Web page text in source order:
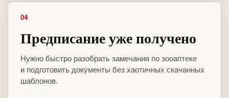
04
Предписание уже получено
Нужно быстро разобрать замечания по зооаптеке
и подготовить документы без хаотичных скачанных
шаблонов.